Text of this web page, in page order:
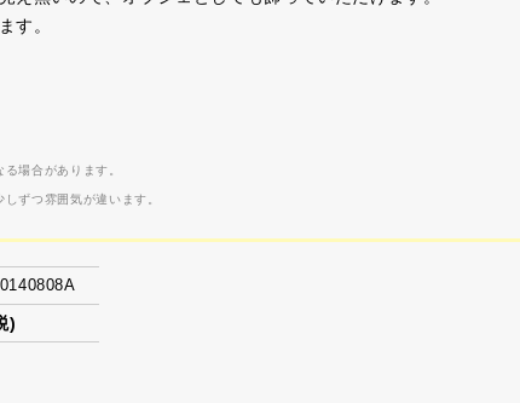
す。
場合があります。
ずつ雰囲気が違います。
)